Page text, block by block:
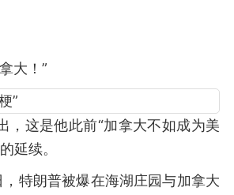
大！”
，这是他此前“加拿大不如成为美
延续。
特朗普被爆在海湖庄园与加拿大